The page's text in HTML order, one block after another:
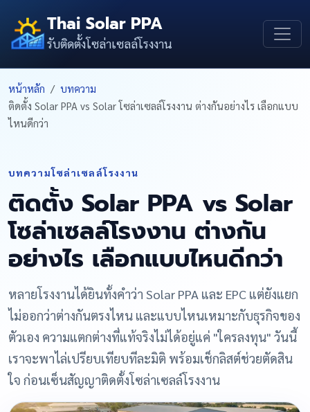
Thai Solar PPA
รับติดตั้งโซล่าเซลล์โรงงาน
หน้าหลัก
บทความ
ติดตั้ง Solar PPA vs Solar โซล่าเซลล์โรงงาน ต่างกันอย่างไร เลือกแบบ
ไหนดีกว่า
บทความโซล่าเซลล์โรงงาน
ติดตั้ง Solar PPA vs Solar
โซล่าเซลล์โรงงาน ต่างกัน
อย่างไร เลือกแบบไหนดีกว่า
หลายโรงงานได้ยินทั้งคำว่า Solar PPA และ EPC แต่ยังแยก
ไม่ออกว่าต่างกันตรงไหน และแบบไหนเหมาะกับธุรกิจของ
ตัวเอง ความแตกต่างที่แท้จริงไม่ได้อยู่แค่ "ใครลงทุน" วันนี้
เราจะพาไล่เปรียบเทียบทีละมิติ พร้อมเช็กลิสต์ช่วยตัดสิน
ใจ ก่อนเซ็นสัญญาติดตั้งโซล่าเซลล์โรงงาน